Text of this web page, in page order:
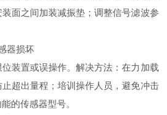
面之间加装减振垫；调整信号滤波参
器损坏
置或误操作。解决方法：在力加载
超出量程；培训操作人员，避免冲击
的传感器型号。